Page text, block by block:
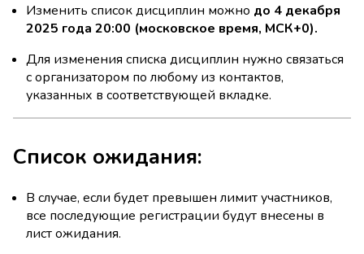
Изменить список дисциплин можно до 4 декабря
2025 года 20:00 (московское время, МСК+0).
Для изменения списка дисциплин нужно связаться
с организатором по любому из контактов,
указанных в соответствующей вкладке.
Список ожидания:
В случае, если будет превышен лимит участников,
все последующие регистрации будут внесены в
лист ожидания.